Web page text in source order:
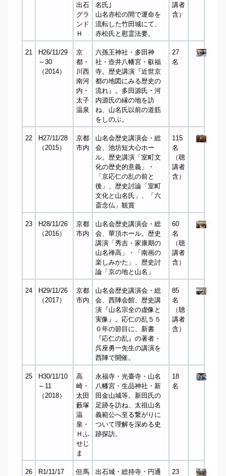
出石
グラ
ンド
Ｈ
名氏｣
山名赤松の間で運命を
流転した竹田城にて、
赤松氏と慰霊法要。
講者
含）
21
H26/11/29
～30
（2014）
京
都・
川西
南河
内・
太子
温泉
六孫王神社・多田神
社・壺井八幡宮・叡福
寺。歴史講演『近世京
都の地図にみる歴史の
流れ』。多田源氏・河
内源氏の縁の地を訪
ね、山名氏以前の道筋
をしのぶ。
27
名
22
H27/11/28
（2015）
京都
市内
山名会歴史講演会・総
会、池坊短大心ホー
ル。歴史講演「室町文
化の歴史的意義」・
「京応仁の乱の前と
後」、歴史討論「室町
文化と山名氏」、「六
斎念仏」観賞
115
名
（聴
講者
含）
23
H28/11/26
（2016）
京都
市内
山名会歴史講演会・総
会、華頂ホール。歴史
講演「秀吉・家康期の
山名禅高」・「南画の
楽しみかた」、歴史討
論「京の地と山名」
60
名
（聴
講者
含）
24
H29/11/26
（2017）
京都
市内
山名会歴史講演会・総
会、西陣会館、歴史講
演『山名宗全の虚像と
実像』。応仁の乱５５
０年の節目に、新書
『応仁の乱』の著者・
呉座勇一先生の講演を
西陣で開催。
85
名
（聴
講者
含）
25
H30/11/10
～11
（2018）
高
崎・
太田
藪塚
温
泉・
Ｈふ
せじ
ま
永福寺・光臺寺・山名
八幡宮・生品神社・新
田金山城等。新田氏の
足跡を訪ね、太祖山名
義範公へ至る繋がりに
ついて理解を深める史
跡探訪。
18
名
26
R1/11/17
但馬
出石城・総持寺・円通
23